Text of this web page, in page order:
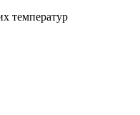
температур